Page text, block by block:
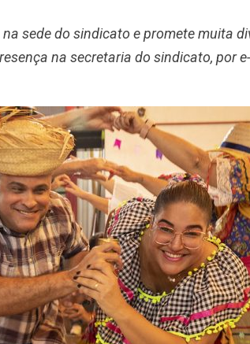
sede do sindicato e promete muita
na secretaria do sindicato, por